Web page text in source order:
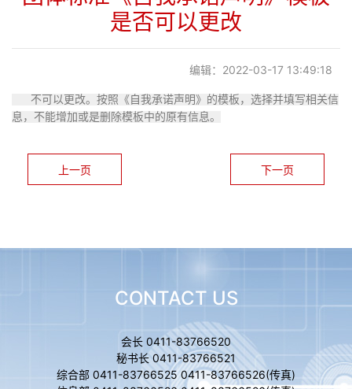
联系我们
是否可以更改
编辑：2022-03-17 13:49:18
不可以更改。按照《自我承诺声明》的模板，选择并填写相关信
息，不能增加或是删除模板中的原有信息。
上一页 下一页
CONTACT US
会长 0411-83766520
秘书长 0411-83766521
综合部 0411-83766525 0411-83766526(传真)